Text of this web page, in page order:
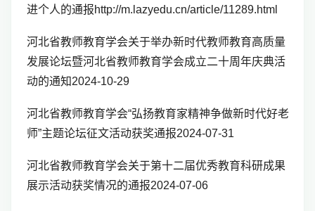
进个人的通报http://m.lazyedu.cn/article/11289.html
河北省教师教育学会关于举办新时代教师教育高质量
发展论坛暨河北省教师教育学会成立二十周年庆典活
动的通知2024-10-29
河北省教师教育学会“弘扬教育家精神争做新时代好老
师”主题论坛征文活动获奖通报2024-07-31
河北省教师教育学会关于第十二届优秀教育科研成果
展示活动获奖情况的通报2024-07-06